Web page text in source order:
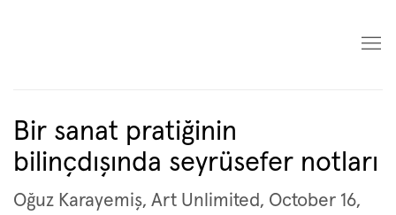
Bir sanat pratiğinin
bilinçdışında seyrüsefer notları
Oğuz Karayemiş, Art Unlimited, October 16,